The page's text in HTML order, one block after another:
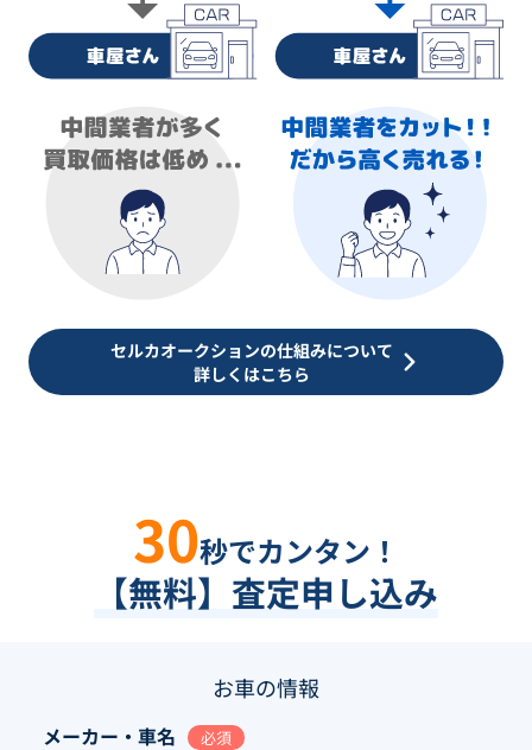
セルカオークションの仕組みについて
詳しくはこちら
30秒でカンタン！
【無料】査定申し込み
お車の情報
メーカー・車名 必須